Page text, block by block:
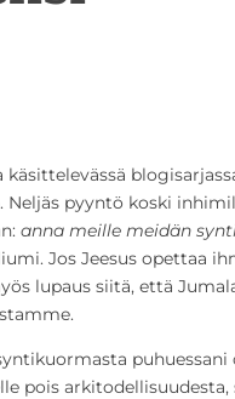
käsittelevässä
pyyntö koski
anna meille meidän
Jos Jeesus opettaa
lupaus siitä, että
pois